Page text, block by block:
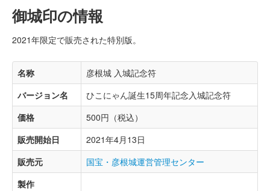
御城印の情報
2021年限定で販売された特別版。
名称
彦根城 入城記念符
バージョン名
ひこにゃん誕生15周年記念入城記念符
価格
500円（税込）
販売開始日
2021年4月13日
販売元
国宝・彦根城運営管理センター
製作